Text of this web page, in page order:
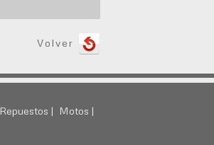
Volver
Repuestos |
Motos |